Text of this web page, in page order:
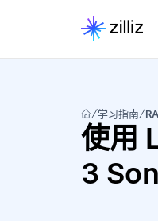
学习指南
使用
3